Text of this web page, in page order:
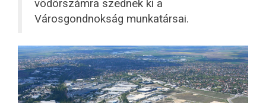
vödörszámra szednek ki a
Városgondnokság munkatársai.